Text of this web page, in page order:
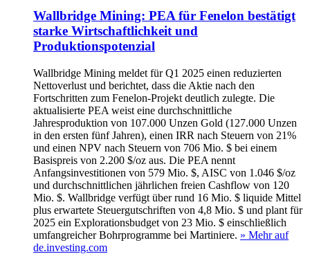
Wallbridge Mining: PEA für Fenelon bestätigt
starke Wirtschaftlichkeit und
Produktionspotenzial
Wallbridge Mining meldet für Q1 2025 einen reduzierten
Nettoverlust und berichtet, dass die Aktie nach den
Fortschritten zum Fenelon-Projekt deutlich zulegte. Die
aktualisierte PEA weist eine durchschnittliche
Jahresproduktion von 107.000 Unzen Gold (127.000 Unzen
in den ersten fünf Jahren), einen IRR nach Steuern von 21%
und einen NPV nach Steuern von 706 Mio. $ bei einem
Basispreis von 2.200 $/oz aus. Die PEA nennt
Anfangsinvestitionen von 579 Mio. $, AISC von 1.046 $/oz
und durchschnittlichen jährlichen freien Cashflow von 120
Mio. $. Wallbridge verfügt über rund 16 Mio. $ liquide Mittel
plus erwartete Steuergutschriften von 4,8 Mio. $ und plant für
2025 ein Explorationsbudget von 23 Mio. $ einschließlich
umfangreicher Bohrprogramme bei Martiniere. » Mehr auf
de.investing.com